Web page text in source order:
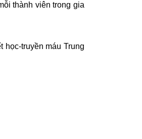
thành viên trong gia
truyền máu Trung